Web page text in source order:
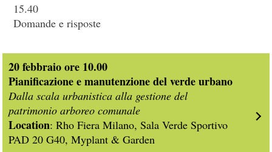
15.40
Domande e risposte
20 febbraio ore 10.00
Pianificazione e manutenzione del verde urbano
Dalla scala urbanistica alla gestione del
patrimonio arboreo comunale
Location: Rho Fiera Milano, Sala Verde Sportivo
PAD 20 G40, Myplant & Garden